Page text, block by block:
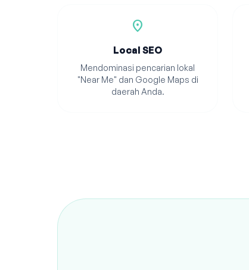
location_on
Local SEO
Mendominasi pencarian lokal
"Near Me" dan Google Maps di
daerah Anda.